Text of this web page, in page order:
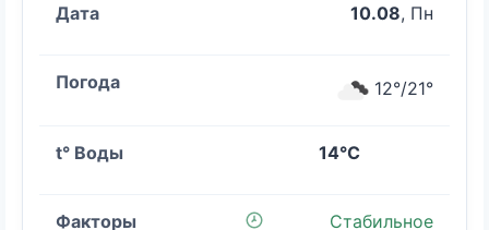
10.08, Пн
12°/21°
14°C
Стабильное